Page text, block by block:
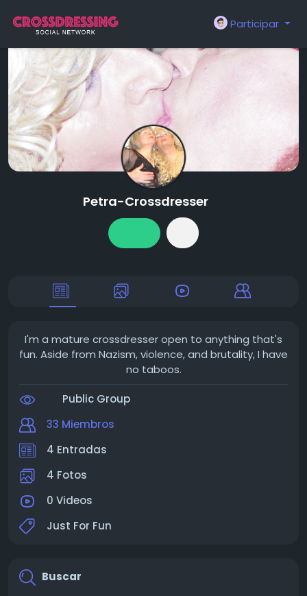
Participar
Petra-Crossdresser
I'm a mature crossdresser open to anything that's
fun. Aside from Nazism, violence, and brutality, I have
no taboos.
Public Group
33 Miembros
4 Entradas
4 Fotos
0 Videos
Just For Fun
Buscar